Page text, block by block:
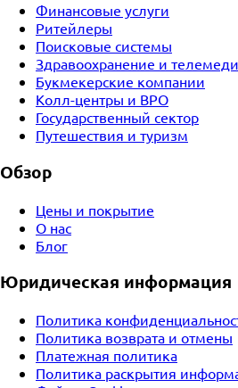
Финансовые услуги
Ритейлеры
Поисковые системы
Здравоохранение и
Букмекерские компании
Колл-центры и BPO
Государственный сектор
Путешествия и туризм
Обзор
Цены и покрытие
О нас
Блог
Юридическая информация
Политика
Политика возврата и отмены
Платежная политика
Политика раскрытия